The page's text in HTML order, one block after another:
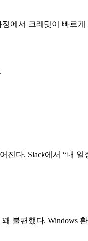
에서 크레딧이 빠르
다. Slack에서 “내
불편했다. Windows